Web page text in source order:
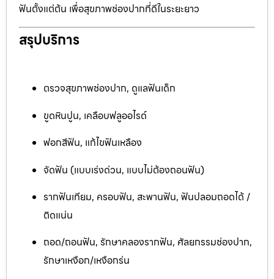
ฟันตั้งแต่ต้น เพื่อสุขภาพช่องปากที่ดีในระยะยาว
สรุปบริการ
ตรวจสุขภาพช่องปาก, ดูแลฟันเด็ก
ขูดหินปูน, เคลือบฟลูออไรด์
ฟอกสีฟัน, แก้ไขฟันเหลือง
จัดฟัน (แบบเร่งด่วน, แบบไม่ต้องถอนฟัน)
รากฟันเทียม, ครอบฟัน, สะพานฟัน, ฟันปลอมถอดได้ /
ติดแน่น
ถอด/ถอนฟัน, รักษาคลองรากฟัน, ศัลยกรรมช่องปาก,
รักษาเหงือก/เหงือกร่น